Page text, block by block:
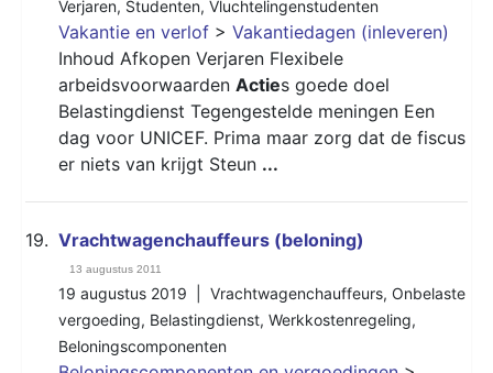
Verjaren, Studenten, Vluchtelingenstudenten
Vakantie en verlof > Vakantiedagen (inleveren)
Inhoud Afkopen Verjaren Flexibele
arbeidsvoorwaarden Acties goede doel
Belastingdienst Tegengestelde meningen Een
dag voor UNICEF. Prima maar zorg dat de fiscus
er niets van krijgt Steun ...
19. Vrachtwagenchauffeurs (beloning)
13 augustus 2011
19 augustus 2019 | Vrachtwagenchauffeurs, Onbelaste
vergoeding, Belastingdienst, Werkkostenregeling,
Beloningscomponenten